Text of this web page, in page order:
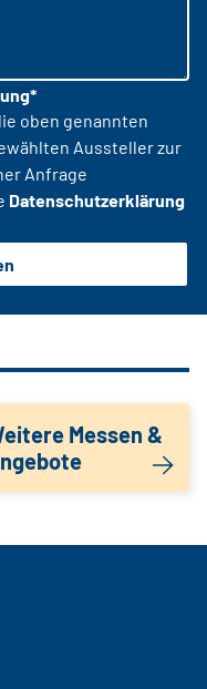
oben genannten
Aussteller zur
Anfrage
Datenschutzerklärung
Messen &